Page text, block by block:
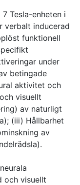
Tesla-enheten i
verbalt inducerad
funktionell
under
betingade
aktivitet och
visuellt
av naturligt
(iii) Hållbarhet
av
och visuellt